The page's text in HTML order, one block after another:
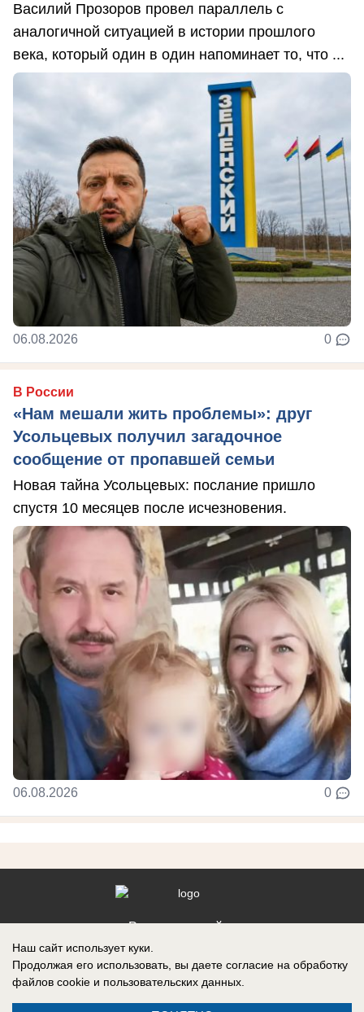
Василий Прозоров провел параллель с
аналогичной ситуацией в истории прошлого
века, который один в один напоминает то, что ...
06.08.2026 0
В России
«Нам мешали жить проблемы»: друг
Усольцевых получил загадочное
сообщение от пропавшей семьи
Новая тайна Усольцевых: послание пришло
спустя 10 месяцев после исчезновения.
06.08.2026 0
Реклама на сайте
Наш сайт использует куки.
Продолжая его использовать, вы даете согласие на обработку
файлов cookie и пользовательских данных.